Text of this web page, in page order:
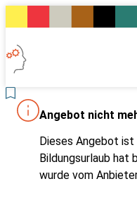
Angebot nicht
Dieses Angebot ist
Bildungsurlaub
wurde vom